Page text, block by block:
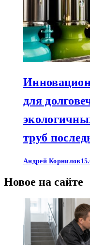
для
труб
Андрей Корнилов
Новое на сайте